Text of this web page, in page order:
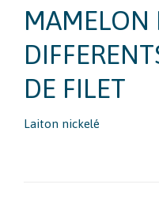
MAMELON
DE FILET
Laiton nickelé